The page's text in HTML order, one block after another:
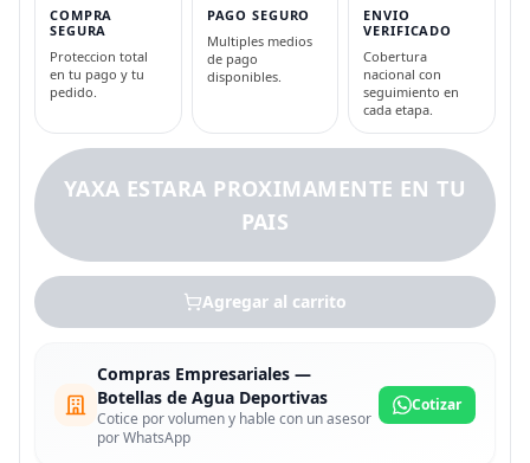
COMPRA
SEGURA
Proteccion total
en tu pago y tu
pedido.
PAGO SEGURO
Multiples medios
de pago
disponibles.
ENVIO
VERIFICADO
Cobertura
nacional con
seguimiento en
cada etapa.
YAXA ESTARA PROXIMAMENTE EN TU
PAIS
Agregar al carrito
Compras Empresariales —
Botellas de Agua Deportivas
Cotice por volumen y hable con un asesor
por WhatsApp
Cotizar